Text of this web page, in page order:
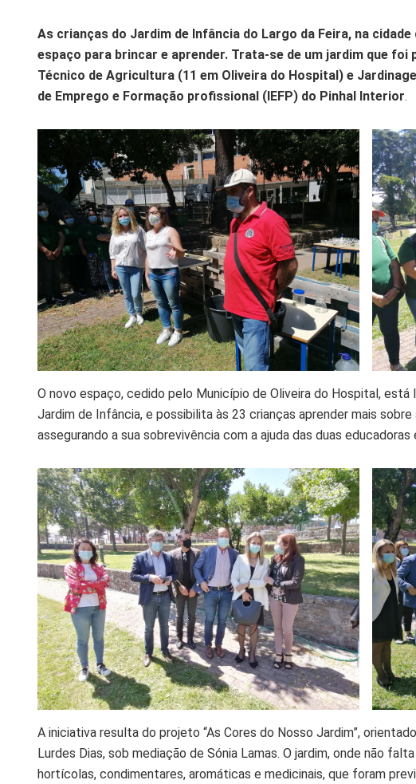
As crianças do Jardim de Infância do Largo da Feira, na
espaço para brincar e aprender. Trata-se de um jardim que
Técnico de Agricultura (11 em Oliveira do Hospital) e
de Emprego e Formação profissional (IEFP) do Pinhal Interior.
O novo espaço, cedido pelo Município de Oliveira do Hospital, está
Jardim de Infância, e possibilita às 23 crianças aprender mais
assegurando a sua sobrevivência com a ajuda das duas educadoras
A iniciativa resulta do projeto “As Cores do Nosso Jardim”,
Lurdes Dias, sob mediação de Sónia Lamas. O jardim, onde não
hortícolas, condimentares, aromáticas e medicinais, que foram